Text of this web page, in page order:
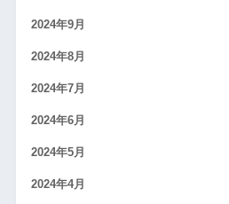
2024年9月
2024年8月
2024年7月
2024年6月
2024年5月
2024年4月